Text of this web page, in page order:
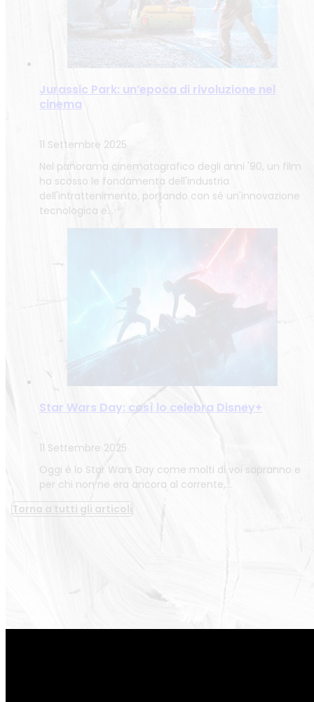
Jurassic Park: un’epoca di rivoluzione nel
cinema
11 Settembre 2025
Nel panorama cinematografico degli anni '90, un film
ha scosso le fondamenta dell'industria
dell'intrattenimento, portando con sé un'innovazione
tecnologica e…
Star Wars Day: così lo celebra Disney+
11 Settembre 2025
Oggi è lo Star Wars Day come molti di voi sapranno e
per chi non ne era ancora al corrente,…
Torna a tutti gli articoli